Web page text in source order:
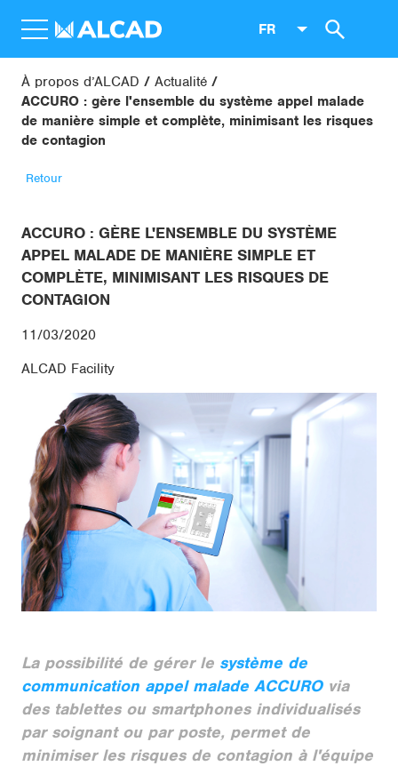
FR
À propos d’ALCAD
Actualité
ACCURO : gère l'ensemble du système appel malade
de manière simple et complète, minimisant les risques
de contagion
Retour
ACCURO : GÈRE L'ENSEMBLE DU SYSTÈME
APPEL MALADE DE MANIÈRE SIMPLE ET
COMPLÈTE, MINIMISANT LES RISQUES DE
CONTAGION
11/03/2020
ALCAD Facility
La possibilité de gérer le système de
communication appel malade ACCUROvia
des tablettes ou smartphones individualisés
par soignant ou par poste, permet de
minimiser les risques de contagion à l'équipe